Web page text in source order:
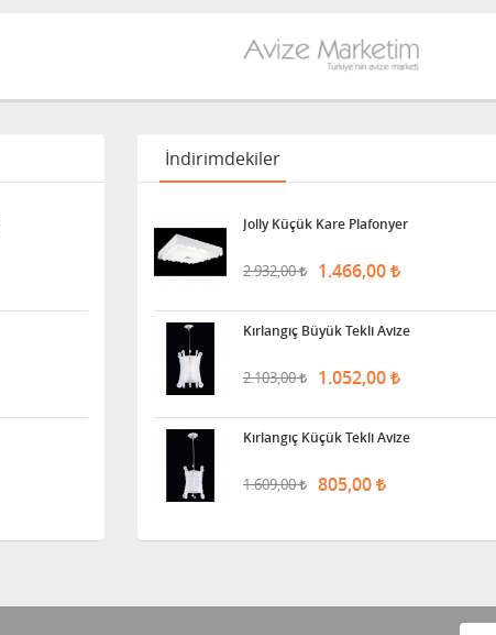
İndirimdekiler
Jolly Küçük Kare Plafonyer
2.932,00 1.466,00
Kırlangıç Büyük Tekli Avize
2.103,00 1.052,00
Kırlangıç Küçük Tekli Avize
1.609,00 805,00